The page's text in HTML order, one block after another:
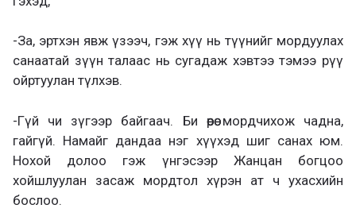
-За, эртхэн явж үзээч, гэж хүү нь түүнийг мордуулах
санаатай зүүн талаас нь сугадаж хэвтээ тэмээ рүү
ойртуулан түлхэв.
-Гүй чи зүгээр байгаач. Би өөрөө мордчихож чадна,
гайгүй. Намайг дандаа нэг хүүхэд шиг санах юм.
Нохой долоо гэж үнгэсээр Жанцан богцоо
хойшлуулан засаж мордтол хүрэн ат ч ухасхийн
бослоо.